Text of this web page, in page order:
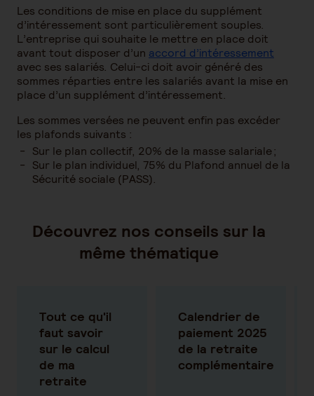
Les conditions de mise en place du supplément
d’intéressement sont particulièrement souples.
L’entreprise qui souhaite le mettre en place doit
avant tout disposer d’un accord d’intéressement
avec ses salariés. Celui-ci doit avoir généré des
sommes réparties entre les salariés avant la mise en
place d’un supplément d’intéressement.
Les sommes versées ne peuvent enfin pas excéder
les plafonds suivants :
Sur le plan collectif, 20% de la masse salariale ;
Sur le plan individuel, 75% du Plafond annuel de la
Sécurité sociale (PASS).
Découvrez nos conseils sur la
même thématique
Tout ce qu'il
faut savoir
sur le calcul
de ma
retraite
Calendrier de
paiement 2025
de la retraite
complémentaire